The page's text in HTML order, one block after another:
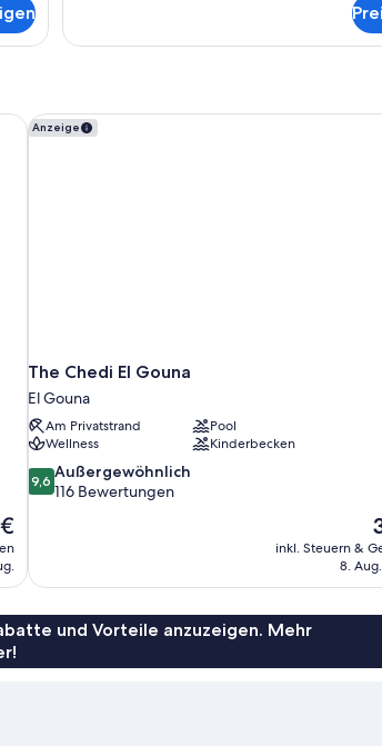
Anzeige
The Chedi El Gouna
El Gouna
Am Privatstrand
Pool
Wellness
Kinderbecken
9.6
von
Bewertungen
9,6 Außergewöhnlich
116 Bewertungen
inkl. Steuern &
8.
The Chedi El Gouna
und Vorteile anzuzeigen. Mehr